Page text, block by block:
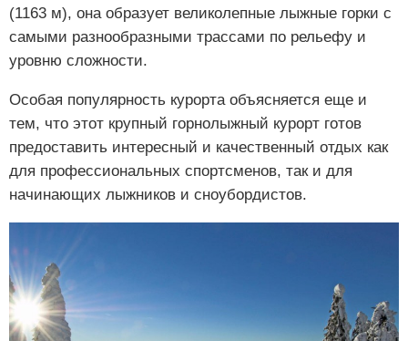
(1163 м), она образует великолепные лыжные горки с
самыми разнообразными трассами по рельефу и
уровню сложности.
Особая популярность курорта объясняется еще и
тем, что этот крупный горнолыжный курорт готов
предоставить интересный и качественный отдых как
для профессиональных спортсменов, так и для
начинающих лыжников и сноубордистов.